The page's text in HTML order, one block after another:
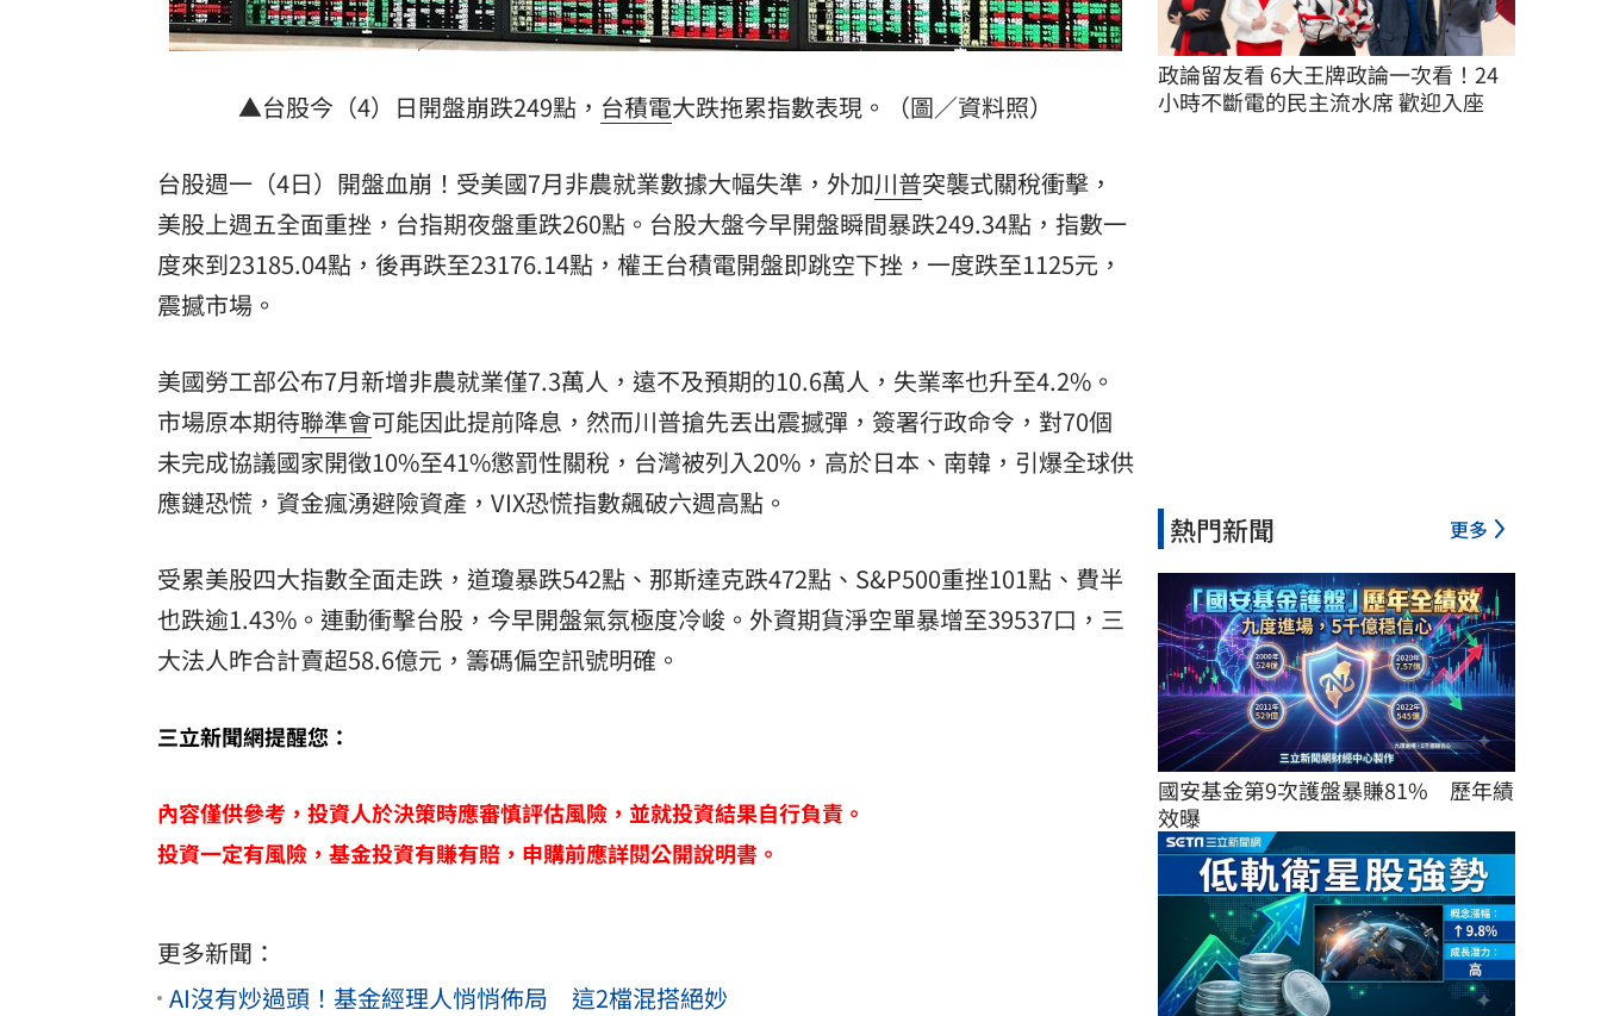
▲台股今（4）日開盤崩跌249點， 台積電大跌拖累指數表現。（圖／資料照）
台股週一（4日）開盤血崩！受美國7月非農就業數據大幅失準，外加川普突襲式關稅衝擊，
美股上週五全面重挫，台指期夜盤重跌260點。台股大盤今早開盤瞬間暴跌249.34點，指數一
度來到23185.04點，後再跌至23176.14點，權王台積電開盤即跳空下挫，一度跌至1125元，
震撼市場。
美國勞工部公布7月新增非農就業僅7.3萬人，遠不及預期的10.6萬人，失業率也升至4.2%。
市場原本期待聯準會可能因此提前降息，然而川普搶先丟出震撼彈，簽署行政命令，對70個
未完成協議國家開徵10%至41%懲罰性關稅，台灣被列入20%，高於日本、南韓，引爆全球供
應鏈恐慌，資金瘋湧避險資產，VIX恐慌指數飆破六週高點。
受累美股四大指數全面走跌，道瓊暴跌542點、那斯達克跌472點、S&P500重挫101點、費半
也跌逾1.43%。連動衝擊台股，今早開盤氣氛極度冷峻。外資期貨淨空單暴增至39537口，三
大法人昨合計賣超58.6億元，籌碼偏空訊號明確。
三立新聞網提醒您：
內容僅供參考，投資人於決策時應審慎評估風險，並就投資結果自行負責。
投資一定有風險，基金投資有賺有賠，申購前應詳閱公開說明書。
更多新聞：
AI沒有炒過頭！基金經理人悄悄佈局 這2檔混搭絕妙
政論留友看 6大王牌政論一次看！24
小時不斷電的民主流水席 歡迎入座
熱門新聞 更多
國安基金第9次護盤暴賺81%　歷年績
效曝